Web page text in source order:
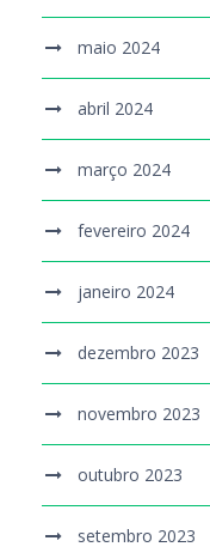
maio 2024
abril 2024
março 2024
fevereiro 2024
janeiro 2024
dezembro 2023
novembro 2023
outubro 2023
setembro 2023